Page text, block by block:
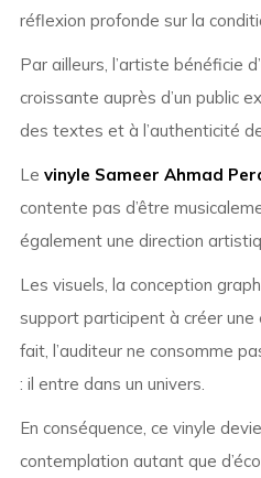
réflexion profonde sur la
Par ailleurs, l’artiste bénéficie
croissante auprès d’un public
des textes et à l’authenticité
Le vinyle Sameer Ahmad
contente pas d’être
également une direction
Les visuels, la conception
support participent à créer une
fait, l’auditeur ne consomme
: il entre dans un univers.
En conséquence, ce vinyle
contemplation autant que